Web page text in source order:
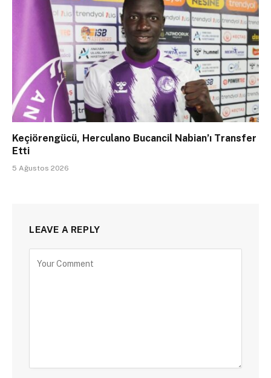
Keçiörengücü, Herculano Bucancil Nabian’ı Transfer
Etti
5 Ağustos 2026
LEAVE A REPLY